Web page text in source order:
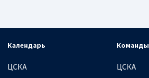
Календарь
ЦСКА
Команды
ЦСКА